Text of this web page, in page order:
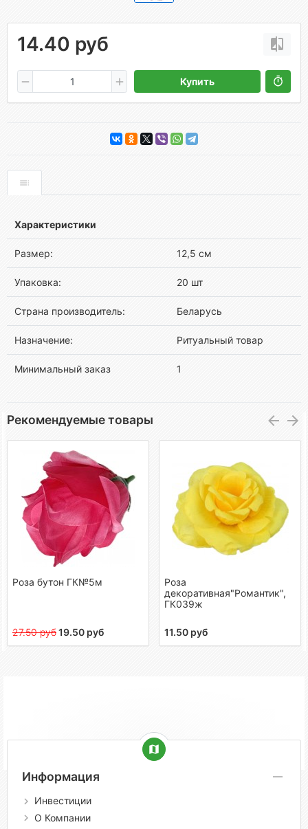
14.40 руб
Купить
Характеристики
Размер: 12,5 см
Упаковка: 20 шт
Страна производитель: Беларусь
Назначение: Ритуальный товар
Минимальный заказ 1
Рекомендуемые товары
Роза бутон ГК№5м
27.50 руб19.50 руб
Роза
декоративная"Романтик",
ГК039ж
11.50 руб
Информация
Инвестиции
О Компании